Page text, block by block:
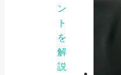
ン
ト
を
解
説